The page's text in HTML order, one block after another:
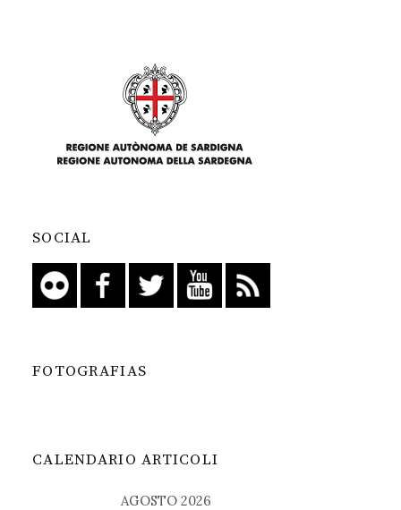
SOCIAL
FOTOGRAFIAS
CALENDARIO ARTICOLI
AGOSTO 2026